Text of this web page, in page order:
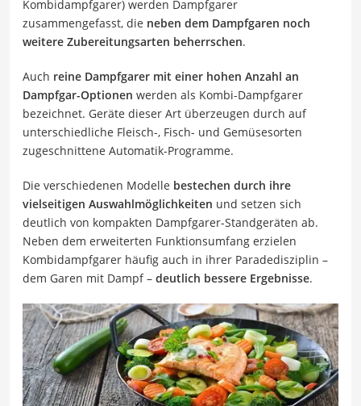
Kombidampfgarer) werden Dampfgarer
zusammengefasst, die neben dem Dampfgaren noch
weitere Zubereitungsarten beherrschen.
Auch reine Dampfgarer mit einer hohen Anzahl an
Dampfgar-Optionen werden als Kombi-Dampfgarer
bezeichnet. Geräte dieser Art überzeugen durch auf
unterschiedliche Fleisch-, Fisch- und Gemüsesorten
zugeschnittene Automatik-Programme.
Die verschiedenen Modelle bestechen durch ihre
vielseitigen Auswahlmöglichkeiten und setzen sich
deutlich von kompakten Dampfgarer-Standgeräten ab.
Neben dem erweiterten Funktionsumfang erzielen
Kombidampfgarer häufig auch in ihrer Paradedisziplin –
dem Garen mit Dampf – deutlich bessere Ergebnisse.